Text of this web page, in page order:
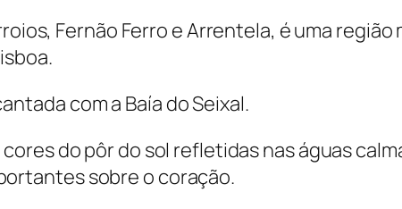
Fernão Ferro e Arrentela, é uma região
com a Baía do Seixal.
do pôr do sol refletidas nas águas
sobre o coração.